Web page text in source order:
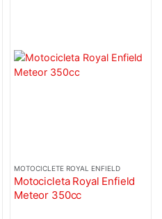
MOTOCICLETE ROYAL ENFIELD
Motocicleta Royal Enfield
Meteor 350cc